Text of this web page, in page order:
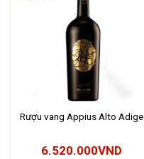
Rượu vang Appius Alto Adige
6.520.000VND